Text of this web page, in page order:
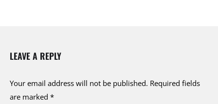
LEAVE A REPLY
Your email address will not be published. Required fields
are marked *